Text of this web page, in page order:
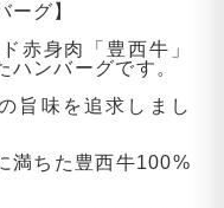
ーグ】
赤身肉「豊西牛」
ンバーグです。
旨味を追求しまし
満ちた豊西牛100%